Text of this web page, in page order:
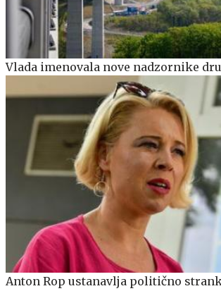
Vlada imenovala nove nadzornike
Anton Rop ustanavlja politično